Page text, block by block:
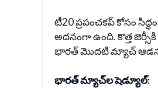
టీ20 ప్రపంచకప్‌ కోసం
అదనంగా ఉంది. కొత్త
భారత్ మొదటి మ్యాచ్
భారత్ మ్యాచ్‌ల షెడ్యూల్: